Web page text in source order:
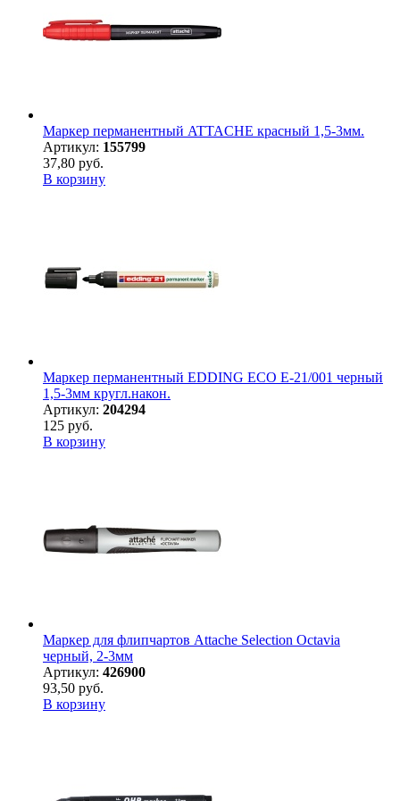
Маркер перманентный ATTACHE красный 1,5-3мм.
Артикул: 155799
37,80 руб.
В корзину
Маркер перманентный EDDING ECO E-21/001 черный
1,5-3мм кругл.након.
Артикул: 204294
125 руб.
В корзину
Маркер для флипчартов Attache Selection Octavia
черный, 2-3мм
Артикул: 426900
93,50 руб.
В корзину